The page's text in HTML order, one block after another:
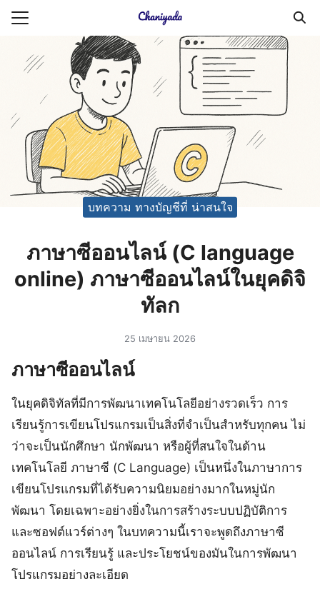
Skip
ยความเป็นส่วนตัว
ญชี (Accounting service)
ญชี (Accounting
for:
บทความ ทางบัญชีที่ น่าสนใจ
ภาษาซีออนไลน์ (C language
online) ภาษาซีออนไลน์ในยุคดิจิ
ทัลก
25 เมษายน 2026
ภาษาซีออนไลน์
ในยุคดิจิทัลที่มีการพัฒนาเทคโนโลยีอย่างรวดเร็ว การ
เรียนรู้การเขียนโปรแกรมเป็นสิ่งที่จำเป็นสำหรับทุกคน ไม่
ว่าจะเป็นนักศึกษา นักพัฒนา หรือผู้ที่สนใจในด้าน
เทคโนโลยี ภาษาซี (C Language) เป็นหนึ่งในภาษาการ
เขียนโปรแกรมที่ได้รับความนิยมอย่างมากในหมู่นัก
พัฒนา โดยเฉพาะอย่างยิ่งในการสร้างระบบปฏิบัติการ
และซอฟต์แวร์ต่างๆ ในบทความนี้เราจะพูดถึงภาษาซี
ออนไลน์ การเรียนรู้ และประโยชน์ของมันในการพัฒนา
โปรแกรมอย่างละเอียด